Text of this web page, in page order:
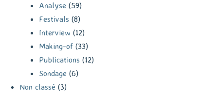
Analyse (59)
Festivals (8)
Interview (12)
Making-of (33)
Publications (12)
Sondage (6)
Non classé (3)